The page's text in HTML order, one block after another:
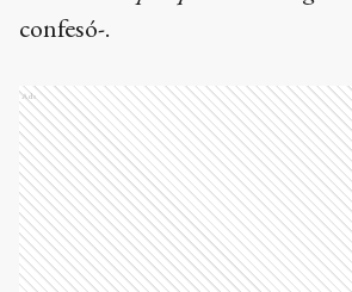
confesó-.
Ads